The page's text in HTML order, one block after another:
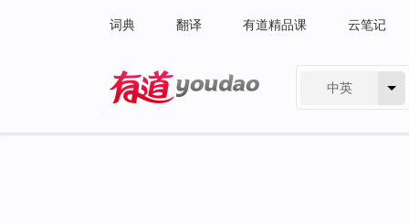
词典 翻译 有道精品课 云笔记
中英